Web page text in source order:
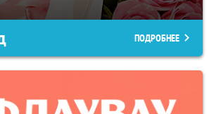
ПОДРОБНЕЕ